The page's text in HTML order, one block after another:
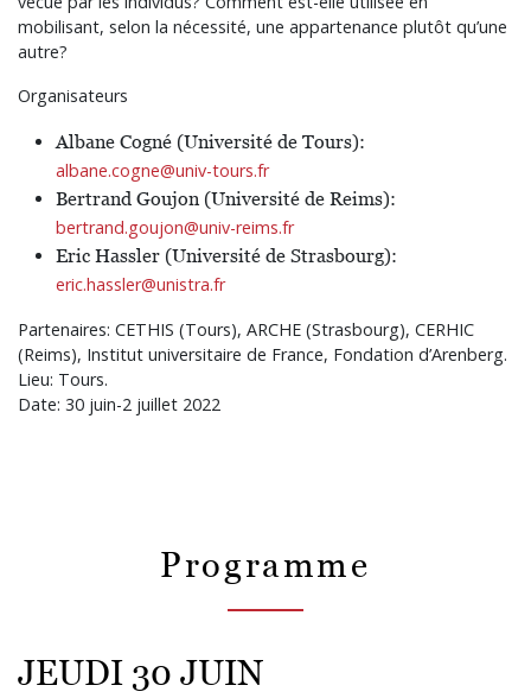
mobilisant, selon la nécessité, une appartenance plutôt qu’une
autre?
Organisateurs
Albane Cogné (Université de Tours):
albane.cogne@univ-tours.fr
Bertrand Goujon (Université de Reims):
bertrand.goujon@univ-reims.fr
Eric Hassler (Université de Strasbourg):
eric.hassler@unistra.fr
Partenaires: CETHIS (Tours), ARCHE (Strasbourg), CERHIC
(Reims), Institut universitaire de France, Fondation d’Arenberg.
Lieu: Tours.
Date: 30 juin-2 juillet 2022
Programme
JEUDI 30 JUIN